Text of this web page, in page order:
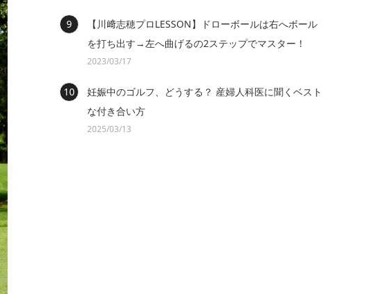
【川﨑志穂プロLESSON】ドローボールは右へボール
を打ち出す→左へ曲げるの2ステップでマスター！
2023/03/17
妊娠中のゴルフ、どうする？ 産婦人科医に聞くベスト
な付き合い方
2025/03/13